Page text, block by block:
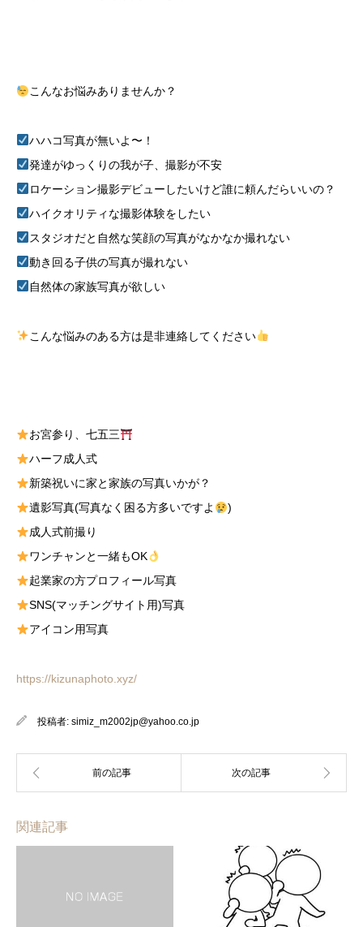
こんなお悩みありませんか？
ハハコ写真が無いよ〜！
発達がゆっくりの我が子、撮影が不安
ロケーション撮影デビューしたいけど誰に頼んだらいいの？
ハイクオリティな撮影体験をしたい
スタジオだと自然な笑顔の写真がなかなか撮れない
動き回る子供の写真が撮れない
自然体の家族写真が欲しい
こんな悩みのある方は是非連絡してください
お宮参り、七五三
ハーフ成人式
新築祝いに家と家族の写真いかが？
遺影写真(写真なく困る方多いですよ
)
成人式前撮り
ワンチャンと一緒もOK
起業家の方プロフィール写真
SNS(マッチングサイト用)写真
アイコン用写真
https://kizunaphoto.xyz/
投稿者: simiz_m2002jp@yahoo.co.jp
関連記事